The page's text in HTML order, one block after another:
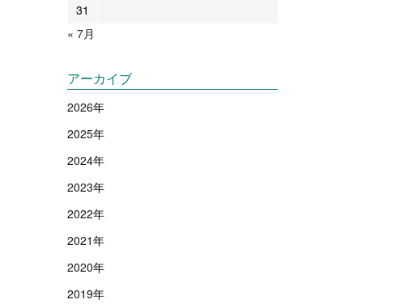
« 7月
31
アーカイブ
2026年
2025年
2024年
2023年
2022年
2021年
2020年
2019年